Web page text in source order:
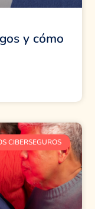
y cómo
CIBERSEGUROS